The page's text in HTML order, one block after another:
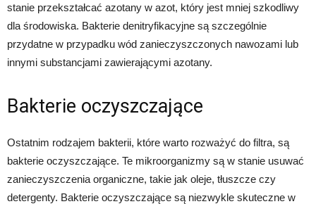
stanie przekształcać azotany w azot, który jest mniej szkodliwy
dla środowiska. Bakterie denitryfikacyjne są szczególnie
przydatne w przypadku wód zanieczyszczonych nawozami lub
innymi substancjami zawierającymi azotany.
Bakterie oczyszczające
Ostatnim rodzajem bakterii, które warto rozważyć do filtra, są
bakterie oczyszczające. Te mikroorganizmy są w stanie usuwać
zanieczyszczenia organiczne, takie jak oleje, tłuszcze czy
detergenty. Bakterie oczyszczające są niezwykle skuteczne w